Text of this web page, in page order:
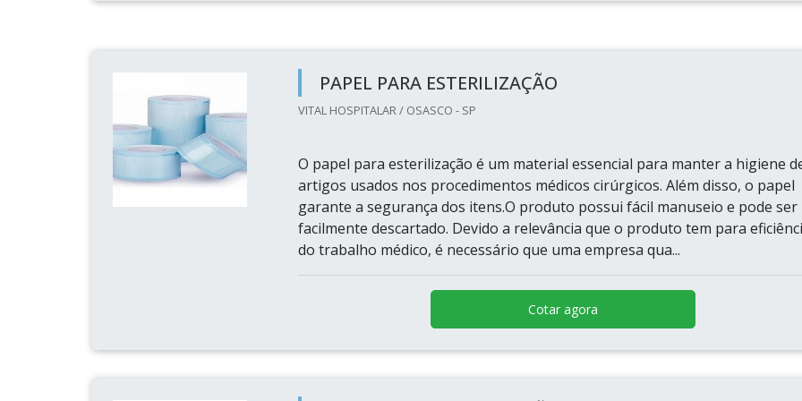
PAPEL PARA ESTERILIZAÇÃO
VITAL HOSPITALAR / OSASCO - SP
O papel para esterilização é um material essencial para manter a higiene
artigos usados nos procedimentos médicos cirúrgicos. Além disso, o papel
garante a segurança dos itens.O produto possui fácil manuseio e pode ser
facilmente descartado. Devido a relevância que o produto tem para
do trabalho médico, é necessário que uma empresa qua...
Cotar agora